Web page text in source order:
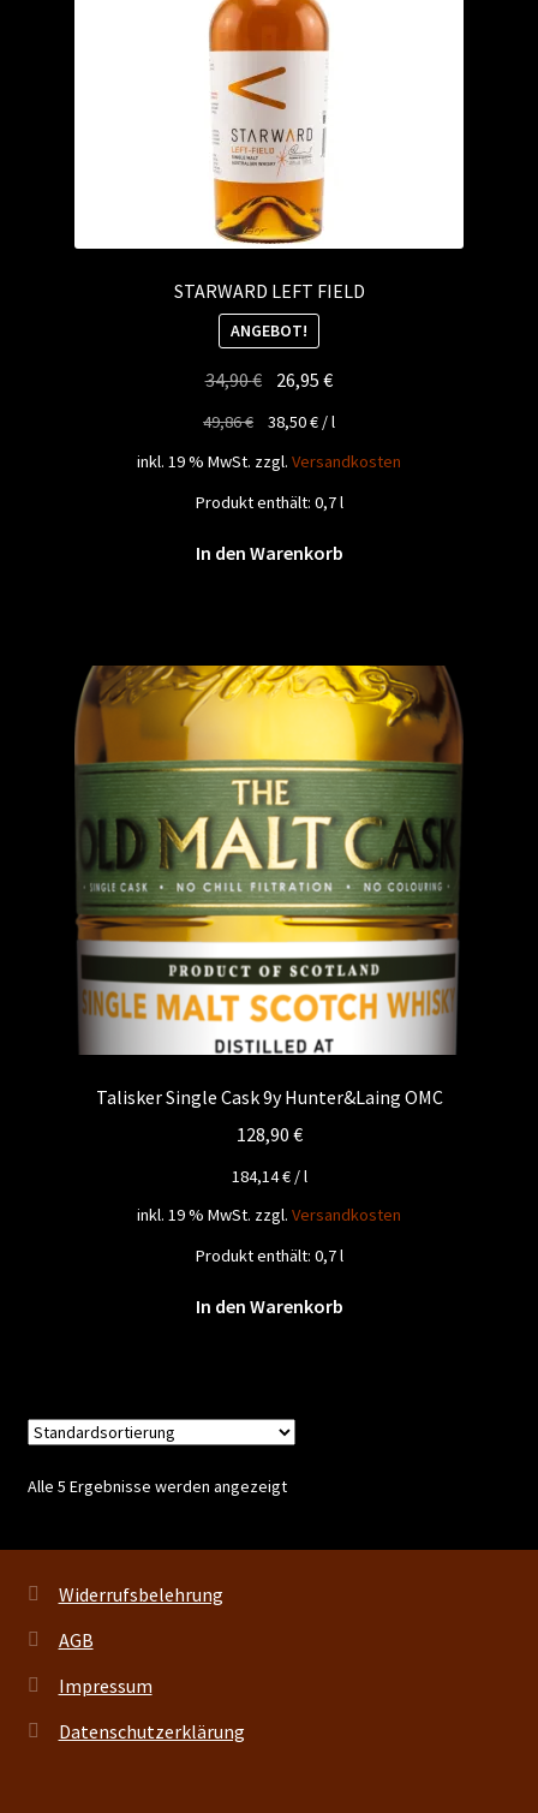
STARWARD LEFT FIELD
ANGEBOT!
34,90€ Ursprünglicher
34,90 €
26,95€Aktueller
26,95 €.
49,86€ 38,50€/l
inkl. 19 % MwSt. zzgl. Versandkosten
Produkt enthält: 0,7l
In den Warenkorb
Talisker Single Cask 9y Hunter&Laing OMC
128,90 €
184,14€/l
inkl. 19 % MwSt. zzgl. Versandkosten
Produkt enthält: 0,7l
In den Warenkorb
Alle 5 Ergebnisse werden angezeigt
Widerrufsbelehrung
AGB
Impressum
Datenschutzerklärung